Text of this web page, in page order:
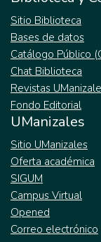
Sitio Biblioteca
Bases de datos
Catálogo Público
Chat Biblioteca
Revistas
Fondo Editorial
UManizales
Sitio UManizales
Oferta académica
SIGUM
Campus Virtual
Opened
Correo electrónico